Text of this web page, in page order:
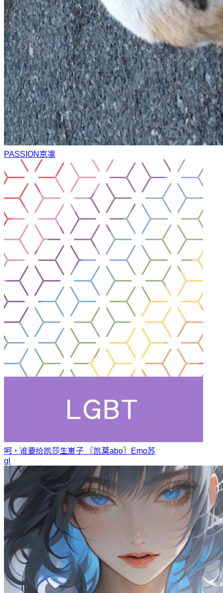
PASSION 京凛
呵，谁要给凯莎生崽子 〖凯莫abo〗
Emo苏
gl